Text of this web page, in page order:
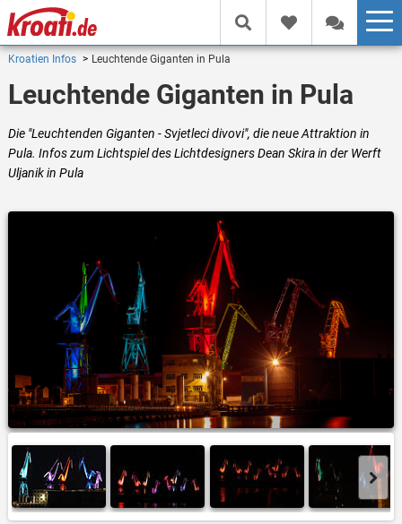
Kroatien Infos Leuchtende Giganten in Pula
Leuchtende Giganten in Pula
Die "Leuchtenden Giganten - Svjetleci divovi", die neue Attraktion in
Pula. Infos zum Lichtspiel des Lichtdesigners Dean Skira in der Werft
Uljanik in Pula